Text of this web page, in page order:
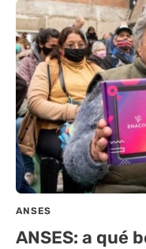
ANSES
ANSES: a qué